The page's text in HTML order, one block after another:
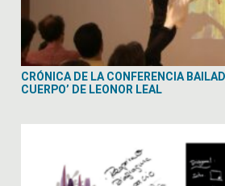
CRÓNICA DE LA CONFERENCIA
CUERPO’ DE LEONOR LEAL